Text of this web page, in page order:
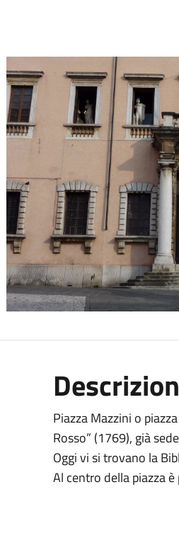
Piazza Mazzini o
Rosso” (1769), già
Oggi vi si trovano la
Al centro della piazza